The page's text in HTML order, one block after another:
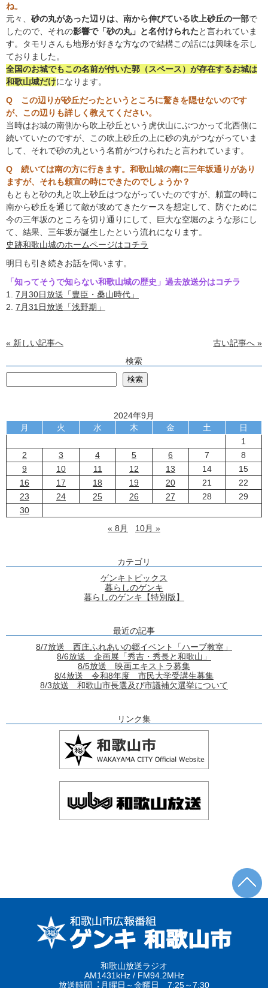
ね。
元々、 砂の丸があった辺りは、南から伸びている吹上砂丘の一部で
したので、それの影響で「砂の丸」と名付けられたと言われていま
す。タモリさんも地形が好きな方なので結構この話には興味を示し
ておりました。
全国のお城でもこの名前が付いた郭（スペース）が存在するお城は
和歌山城だけになります。
Q この辺りが砂丘だったというところに驚きを隠せないのです
が、この辺りも詳しく教えてください。
当時はお城の南側から吹上砂丘という虎伏山にぶつかって北西側に
続いていたのですが、この吹上砂丘の上に砂の丸がつながっていま
して、それで砂の丸という名前がつけられたと言われています。
Q 続いては南の方に行きます。和歌山城の南に三年坂通りがあり
ますが、それも頼宣の時にできたのでしょうか？
もともと砂の丸と吹上砂丘はつながっていたのですが、頼宣の時に
南から砂丘を通じて敵が攻めてきたケースを想定して、防ぐために
今の三年坂のところを切り通りにして、巨大な空堀のような形にし
て、結果、三年坂が誕生したという流れになります。
史跡和歌山城のホームページはコチラ
明日も引き続きお話を伺います。
「知ってそうで知らない和歌山城の歴史」過去放送分はコチラ
1. 7月30日放送「豊臣・桑山時代」
2. 7月31日放送「浅野期」
« 新しい記事へ
古い記事へ »
検索
検索
2024年9月
月
火 水 木 金 土
日
1
2
3 4 5 6 7
8
9
10 11 12 13 14
15
16
17 18 19 20 21
22
23
24 25 26 27 28
29
30
« 8月
10月 »
カテゴリ
ゲンキトピックス
暮らしのゲンキ
暮らしのゲンキ【特別版】
最近の記事
8/7放送 西庄ふれあいの郷イベント「ハーブ教室」
8/6放送 企画展「秀吉・秀長と和歌山」
8/5放送 映画エキストラ募集
8/4放送 令和8年度 市民大学受講生募集
8/3放送 和歌山市長選及び市議補欠選挙について
リンク集
和歌山放送ラジオ
AM1431kHz / FM94.2MHz
放送時間︓月曜日～金曜日 7:25～7:30